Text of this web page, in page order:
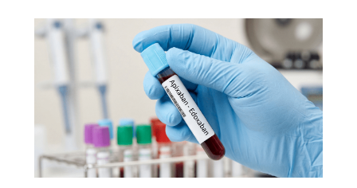
de
Fortes
chaleurs
vigilance
préanalytique